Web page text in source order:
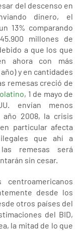
del descenso en
dinero, el
13% comparando
millones de
a que los que
ahora con más
y en cantidades
remesas creció de
, 1 de mayo de
envían menos
año 2008, la crisis
particular afecta
que ahí a
remesas será
sin cesar.
desde los
otros países del
del BID,
la mitad de lo que